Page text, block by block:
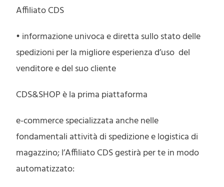
Affiliato CDS
• informazione univoca e diretta sullo stato delle
spedizioni per la migliore esperienza d’uso del
venditore e del suo cliente
CDS&SHOP è la prima piattaforma
e-commerce specializzata anche nelle
fondamentali attività di spedizione e logistica di
magazzino; l’Affiliato CDS gestirà per te in modo
automatizzato: